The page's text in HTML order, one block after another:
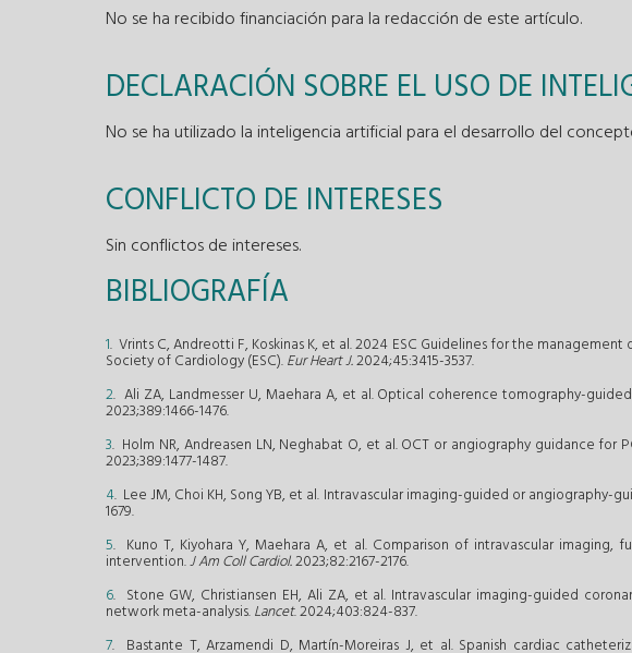
No se ha recibido financiación para la redacción de este artículo.
DECLARACIÓN SOBRE EL USO DE
No se ha utilizado la inteligencia artificial para el desarrollo del
CONFLICTO DE INTERESES
Sin conflictos de intereses.
BIBLIOGRAFÍA
1. Vrints C, Andreotti F, Koskinas K, et al. 2024 ESC Guidelines for the
Society of Cardiology (ESC).Eur Heart J.2024;45:3415-3537.
2. Ali ZA, Landmesser U, Maehara A, et al. Optical coherence tomography-
2023;389:1466-1476.
3. Holm NR, Andreasen LN, Neghabat O, et al. OCT or angiography guidance for
2023;389:1477-1487.
4. Lee JM, Choi KH, Song YB, et al. Intravascular imaging-guided or angiography-
1679.
5. Kuno T, Kiyohara Y, Maehara A, et al. Comparison of intravascular imaging,
intervention.J Am Coll Cardiol.2023;82:2167-2176.
6. Stone GW, Christiansen EH, Ali ZA, et al. Intravascular imaging-guided
network meta-analysis.Lancet. 2024;403:824-837.
7. Bastante T, Arzamendi D, Martín-Moreiras J, et al. Spanish cardiac